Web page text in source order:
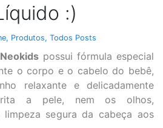
:)
, Produtos, Todos Posts
possui fórmula especial
o corpo e o cabelo do bebê,
relaxante e delicadamente
a pele, nem os olhos,
limpeza segura da cabeça aos